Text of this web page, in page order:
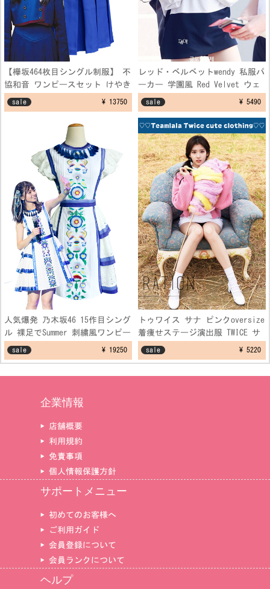
【欅坂464枚目シングル制服】 不
協和音 ワンピースセット けやき
坂 ブルー 制服コスプレ衣装
sale ¥ 13750
レッド・ベルベットwendy 私服パ
ーカー 学園風 Red Velvet ウェ
ンディ 空港ファッション制服 フ
sale ¥ 5490
人気爆発 乃木坂46 15作目シング
ル 裸足でSummer 刺繍風ワンピー
スコスプレ衣装
sale ¥ 19250
トゥワイス サナ ピンクoversize
着痩せステージ演出服 TWICE サ
ナ セーター ダンス制服衣装
sale ¥ 5220
企業情報
▶ 店舗概要
▶ 利用規約
▶ 免責事項
▶ 個人情報保護方針
サポートメニュー
▶ 初めてのお客様へ
▶ ご利用ガイド
▶ 会員登録について
▶ 会員ランクについて
ヘルプ